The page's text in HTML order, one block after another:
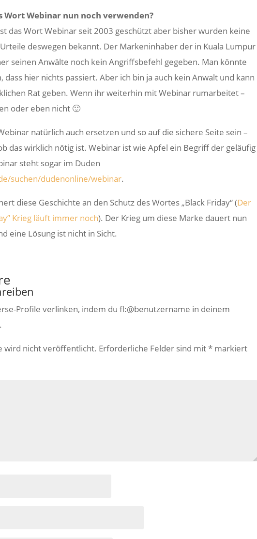
Wort Webinar nun noch verwenden?
das Wort Webinar seit 2003 geschützt aber bisher wurden keine
deswegen bekannt. Der Markeninhaber der in Kuala Lumpur
seinen Anwälte noch kein Angriffsbefehl gegeben. Man könnte
dass hier nichts passiert. Aber ich bin ja auch kein Anwalt und kann
Rat geben. Wenn ihr weiterhin mit Webinar rumarbeitet –
oder eben nicht 🙂
natürlich auch ersetzen und so auf die sichere Seite sein –
das wirklich nötig ist. Webinar ist wie Apfel ein Begriff der geläufig
steht sogar im Duden
suchen/dudenonline/webinar.
diese Geschichte an den Schutz des Wortes „Black Friday“ (Der
Krieg läuft immer noch). Der Krieg um diese Marke dauert nun
eine Lösung ist nicht in Sicht.
Profile verlinken, indem du fl:@benutzername in deinem
wird nicht veröffentlicht. Erforderliche Felder sind mit*markiert